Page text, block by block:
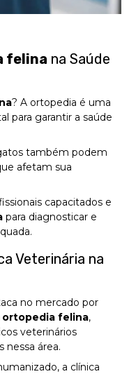
felina na Saúde
? A ortopedia é uma
para garantir a saúde
também podem
afetam sua
capacitados e
para diagnosticar e
Veterinária na
no mercado por
ortopedia felina,
veterinários
nessa área.
a clínica